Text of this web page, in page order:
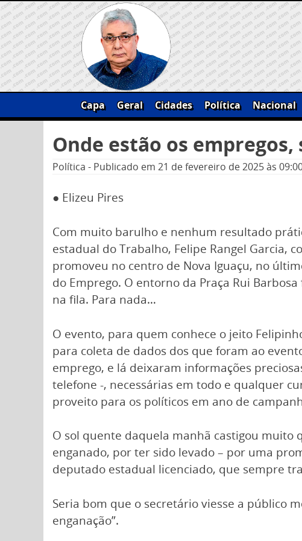
Skip
to
content
Capa Geral Cidades Política Nacional
por:
Onde estão os
Política - Publicado em 21 de fevereiro de 2025às
● Elizeu Pires
Com muito barulho e nenhum resultado
estadual do Trabalho, Felipe Rangel Garcia,
promoveu no centro de Nova Iguaçu, no
do Emprego. O entorno da Praça Rui
na fila. Para nada…
O evento, para quem conhece o jeito
para coleta de dados dos que foram ao
emprego, e lá deixaram informações
telefone -, necessárias em todo e qualquer
proveito para os políticos em ano de
O sol quente daquela manhã castigou muito
enganado, por ter sido levado – por uma
deputado estadual licenciado, que sempre
Seria bom que o secretário viesse a público
enganação”.